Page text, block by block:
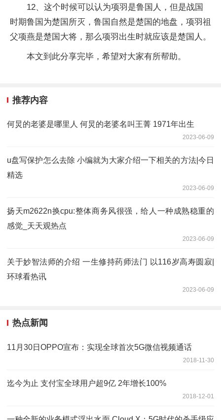
12、这个时候可以认为项羽是鲁国人，但是战国
时期鲁国为楚国所灭，鲁国自然是楚国的地盘，项羽祖
父项燕是楚国大将，那么项羽出生时就应该是楚国人。
本文到此分享完毕，希望对大家有所帮助。
推荐内容
何炅的老婆是哪里人 何炅的老婆名叫王菁 1971年出生
2023-06-09
u盘写保护怎么去除 小编就为大家介绍一下相关的方法|今日
精选
2023-06-09
扬天m2622n换cpu:整体商务风很强，给人一种成熟稳重的
感觉_天天观热点
2023-06-09
关于妙智法师的介绍 一生修持药师法门 以116岁高寿圆寂|
环球看热讯
2023-06-09
热点新闻
11月30日OPPO宣布：实现全球首次5G微信视频通话
2018-11-30
迄今为止 支付宝全球用户超9亿 2年增长100%
2018-12-01